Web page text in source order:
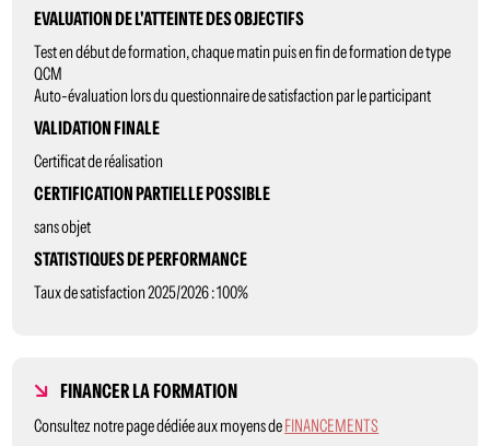
EVALUATION DE L'ATTEINTE DES OBJECTIFS
Test en début de formation, chaque matin puis en fin de formation de type
QCM
Auto-évaluation lors du questionnaire de satisfaction par le participant
VALIDATION FINALE
Certificat de réalisation
CERTIFICATION PARTIELLE POSSIBLE
sans objet
STATISTIQUES DE PERFORMANCE
Taux de satisfaction 2025/2026 : 100%
FINANCER LA FORMATION
Consultez notre page dédiée aux moyens deFINANCEMENTS